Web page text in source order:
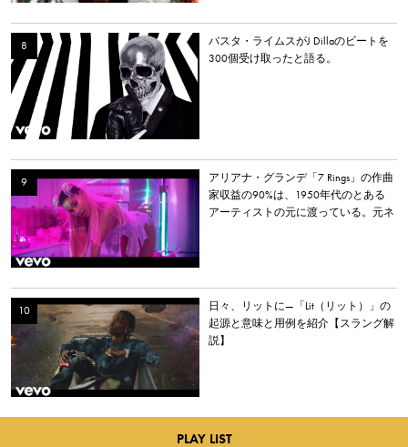
バスタ・ライムスがJ Dillaのビートを
300個受け取ったと語る。
アリアナ・グランデ「7 Rings」の作曲
家収益の90%は、1950年代のとある
アーティストの元に渡っている。元ネ
日々、リットに—「Lit（リット）」の
起源と意味と用例を紹介【スラング解
説】
PLAY LIST